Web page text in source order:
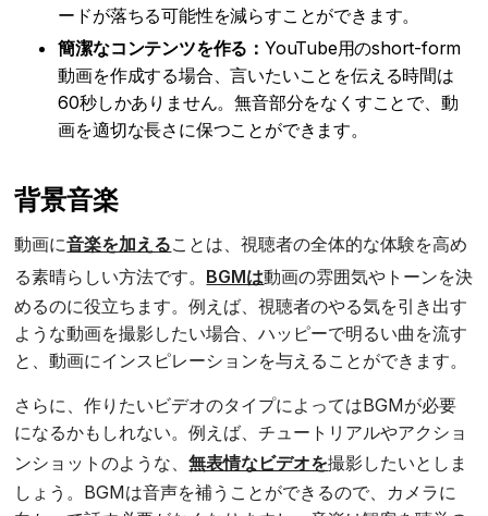
ードが落ちる可能性を減らすことができます。
簡潔なコンテンツを作る：YouTube用のshort-form
動画を作成する場合、言いたいことを伝える時間は
60秒しかありません。無音部分をなくすことで、動
画を適切な長さに保つことができます。
背景音楽
動画に音楽を加えることは、視聴者の全体的な体験を高め
る素晴らしい方法です。 BGMは動画の雰囲気やトーンを決
めるのに役立ちます。例えば、視聴者のやる気を引き出す
ような動画を撮影したい場合、ハッピーで明るい曲を流す
と、動画にインスピレーションを与えることができます。
さらに、作りたいビデオのタイプによってはBGMが必要
になるかもしれない。例えば、チュートリアルやアクショ
ンショットのような、無表情なビデオを撮影したいとしま
しょう。BGMは音声を補うことができるので、カメラに